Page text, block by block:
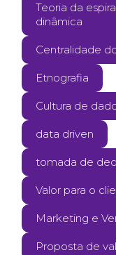
Teoria da
dinâmica
Centralidade
Etnografia
Cultura de
data driven
tomada de
Valor para o
Marketing e
Proposta de